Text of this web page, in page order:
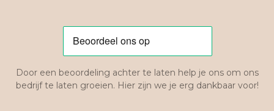
Door een beoordeling achter te laten help je ons om ons
bedrijf te laten groeien. Hier zijn we je erg dankbaar voor!